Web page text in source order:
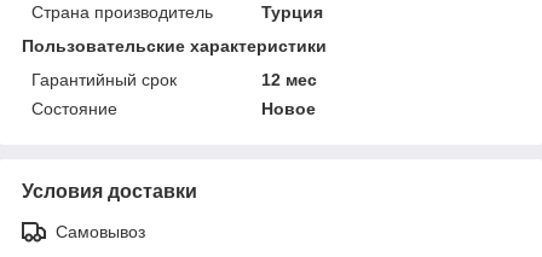
Страна производитель
Турция
Пользовательские характеристики
Гарантийный срок
12 мес
Состояние
Новое
Условия доставки
Самовывоз